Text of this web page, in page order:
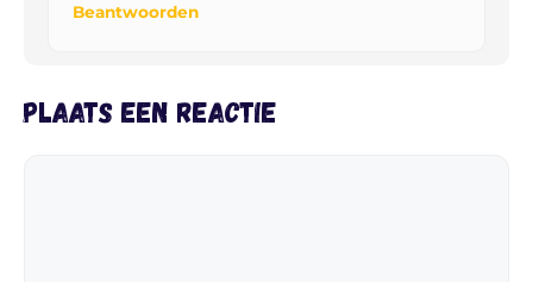
Beantwoorden
Plaats een reactie